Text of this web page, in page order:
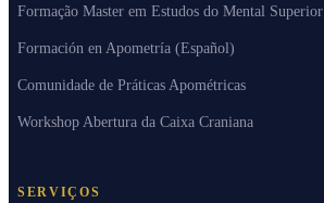
Formação Master em Estudos do Mental Superior
Formación en Apometría (Español)
Comunidade de Práticas Apométricas
Workshop Abertura da Caixa Craniana
SERVIÇOS